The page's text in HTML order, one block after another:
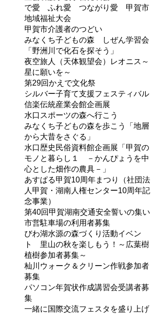
で愛 ふれ愛 つながり愛 甲賀市
地域福祉大会
甲賀市介護者のつどい
みなくち子どもの森 しぜん学習会
「野洲川で化石を探そう」
夜空旅人（天体観望会）レオニス～
星に願いを～
第29回かえで文化祭
シルバー子育て支援フェスティバル
信楽伝統産業会館企画展
水口スポーツの森へ行こう
みなくち子どもの森を歩こう「地層
から大昔をさぐる」
水口歴史民俗資料館企画展「甲賀の
モノと暮らし１ －かんぴょうを中
心とした畑作の農具－」
あすぱる甲賀10周年まつり（社団法
人甲賀・湖南人権センター10周年記
念事業）
第40回甲賀湖南交通安全誓いの集い
市営駐車場の利用者募集
びわ湖水源の森づくり活動イベン
ト 里山の秋を楽しもう！～広葉樹
植樹参加者募集～
杣川ウォーク＆クリーン作戦参加者
募集
パソコン年賀状作成講習会受講者募
集
一緒に国際交流フェスタを盛り上げ